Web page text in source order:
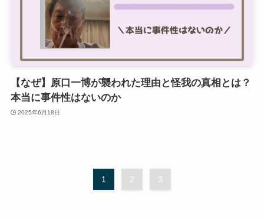
【なぜ】原口一博が襲われた理由と怪我の真相とは？
本当に事件性はないのか
2025年6月18日
1 2 3